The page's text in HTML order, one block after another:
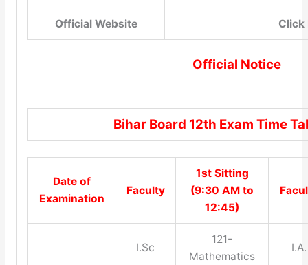
Official Website Click
Official Notice
Bihar Board 12th Exam Time
Date of
Examination
Faculty
1st Sitting
(9:30 AM to
12:45)
I.Sc
121-
Mathematics
I.A.